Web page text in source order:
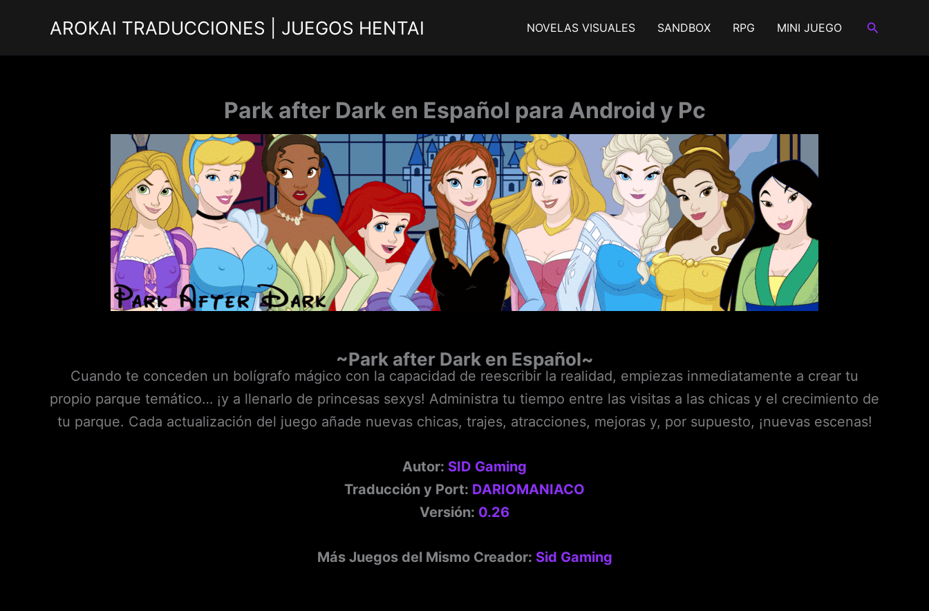
AROKAI TRADUCCIONES | JUEGOS HENTAI NOVELAS VISUALES SANDBOX RPG MINI JUEGO Buscar
Park after Dark en Español para Android y Pc
~Park after Dark en Español~
Cuando te conceden un bolígrafo mágico con la capacidad de reescribir la realidad, empiezas inmediatamente a crear tu
propio parque temático… ¡y a llenarlo de princesas sexys! Administra tu tiempo entre las visitas a las chicas y el crecimiento de
tu parque. Cada actualización del juego añade nuevas chicas, trajes, atracciones, mejoras y, por supuesto, ¡nuevas escenas!
Autor: SID Gaming
Traducción y Port: DARIOMANIACO
Versión: 0.26
Más Juegos del Mismo Creador: Sid Gaming